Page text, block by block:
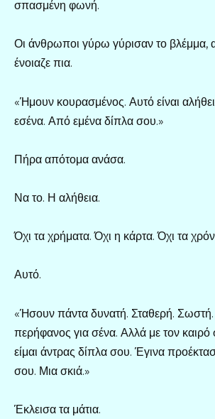
σπασμένη φωνή.
Οι άνθρωποι γύρω γύρισαν το βλέμμα,
ένοιαζε πια.
«Ήμουν κουρασμένος. Αυτό είναι
εσένα. Από εμένα δίπλα σου.»
Πήρα απότομα ανάσα.
Να το. Η αλήθεια.
Όχι τα χρήματα. Όχι η κάρτα. Όχι τα
Αυτό.
«Ήσουν πάντα δυνατή. Σταθερή.
περήφανος για σένα. Αλλά με τον
είμαι άντρας δίπλα σου. Έγινα
σου. Μια σκιά.»
Έκλεισα τα μάτια.